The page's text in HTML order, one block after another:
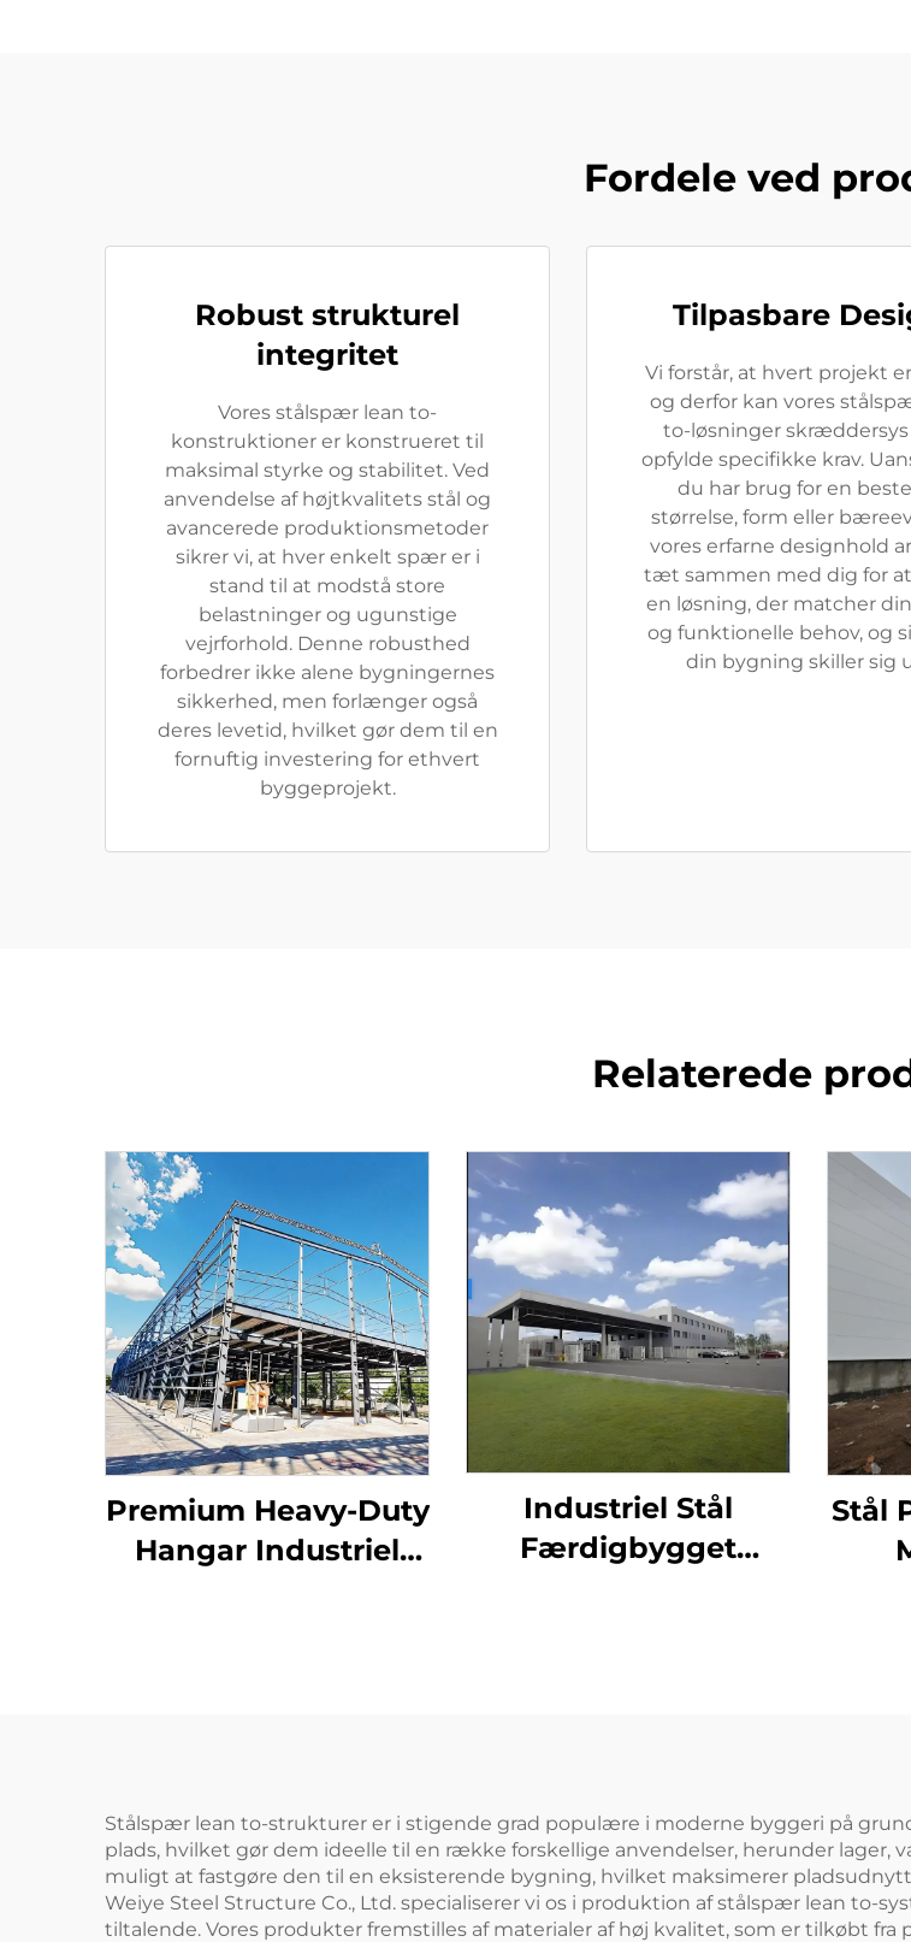
Fordele ved
Robust strukturel
integritet
Vores stålspær lean to-
konstruktioner er konstrueret til
maksimal styrke og stabilitet. Ved
anvendelse af højtkvalitets stål og
avancerede produktionsmetoder
sikrer vi, at hver enkelt spær er i
stand til at modstå store
belastninger og ugunstige
vejrforhold. Denne robusthed
forbedrer ikke alene bygningernes
sikkerhed, men forlænger også
deres levetid, hvilket gør dem til en
fornuftig investering for ethvert
byggeprojekt.
Tilpasbare
Vi forstår, at hvert projekt
og derfor kan vores
to-løsninger
opfylde specifikke krav.
du har brug for en
størrelse, form eller
vores erfarne designhold
tæt sammen med dig for
en løsning, der matcher
og funktionelle behov, og
din bygning skiller sig
Relaterede
Premium Heavy-Duty
Hangar Industriel
Industriel Stål
Færdigbygget
Stål
Stålspær lean to-strukturer er i stigende grad populære i moderne byggeri på
plads, hvilket gør dem ideelle til en række forskellige anvendelser, herunder
muligt at fastgøre den til en eksisterende bygning, hvilket maksimerer
Weiye Steel Structure Co., Ltd. specialiserer vi os i produktion af stålspær lean to-
tiltalende. Vores produkter fremstilles af materialer af høj kvalitet, som er tilkøbt